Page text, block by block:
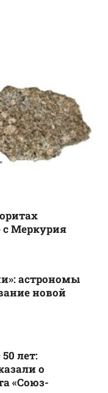
с Меркурия
астрономы
новой
лет:
о
«Союз-